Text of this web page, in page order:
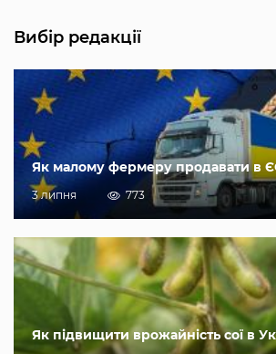
Вибір редакції
Як малому фермеру продавати в
3 липня 773
Як підвищити врожайність сої в